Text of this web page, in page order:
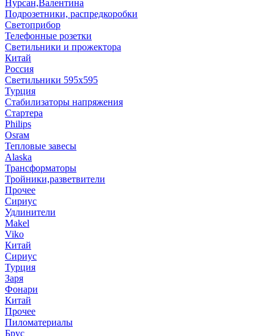
Нурсан,Валентина
Подрозетники, распредкоробки
Светоприбор
Телефонные розетки
Светильники и прожектора
Китай
Россия
Светильники 595х595
Турция
Стабилизаторы напряжения
Стартера
Philips
Оsrам
Тепловые завесы
Alaska
Трансформаторы
Тройники,разветвители
Прочее
Сириус
Удлинители
Makel
Viko
Китай
Сириус
Турция
Заря
Фонари
Китай
Прочее
Пиломатериалы
Брус